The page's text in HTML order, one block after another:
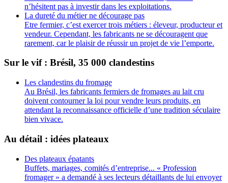
n’hésitent pas à investir dans les exploitations.
La dureté du métier ne décourage pas
Etre fermier, c’est exercer trois métiers : éleveur, producteur et
vendeur. Cependant, les fabricants ne se découragent que
rarement, car le plaisir de réussir un projet de vie l’emporte.
Sur le vif : Brésil, 35 000 clandestins
Les clandestins du fromage
Au Brésil, les fabricants fermiers de fromages au lait cru
doivent contourner la loi pour vendre leurs produits, en
attendant la reconnaissance officielle d’une tradition séculaire
bien vivace.
Au détail : idées plateaux
Des plateaux épatants
Buffets, mariages, comités d’entreprise... « Profession
fromager » a demandé à ses lecteurs détaillants de lui envoyer